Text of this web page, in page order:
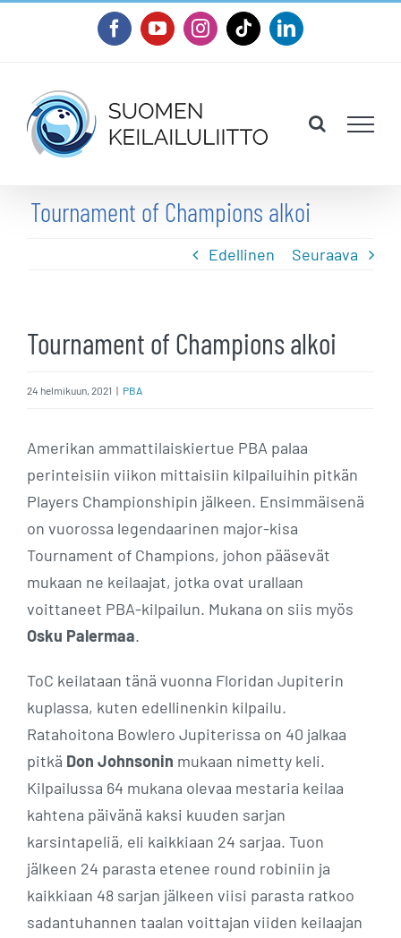
FacebookYouTubeInstagram
TiktokLinkedIn
Tournament of Champions alkoi
Edellinen Seuraava
Tournament of Champions alkoi
24 helmikuun, 2021 | PBA
Amerikan ammattilaiskiertue PBA palaa
perinteisiin viikon mittaisiin kilpailuihin pitkän
Players Championshipin jälkeen. Ensimmäisenä
on vuorossa legendaarinen major-kisa
Tournament of Champions, johon pääsevät
mukaan ne keilaajat, jotka ovat urallaan
voittaneet PBA-kilpailun. Mukana on siis myös
Osku Palermaa.
ToC keilataan tänä vuonna Floridan Jupiterin
kuplassa, kuten edellinenkin kilpailu.
Ratahoitona Bowlero Jupiterissa on 40 jalkaa
pitkä Don Johnsonin mukaan nimetty keli.
Kilpailussa 64 mukana olevaa mestaria keilaa
kahtena päivänä kaksi kuuden sarjan
karsintapeliä, eli kaikkiaan 24 sarjaa. Tuon
jälkeen 24 parasta etenee round robiniin ja
kaikkiaan 48 sarjan jälkeen viisi parasta ratkoo
sadantuhannen taalan voittajan viiden keilaajan